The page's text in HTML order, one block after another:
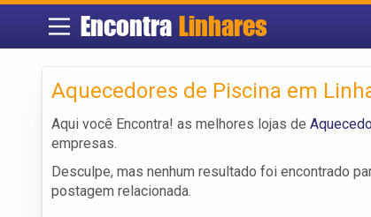
Encontra Linhares
Aquecedores de Piscina em
Aqui você Encontra! as melhores lojas de
empresas.
Desculpe, mas nenhum resultado foi encontrado
postagem relacionada.